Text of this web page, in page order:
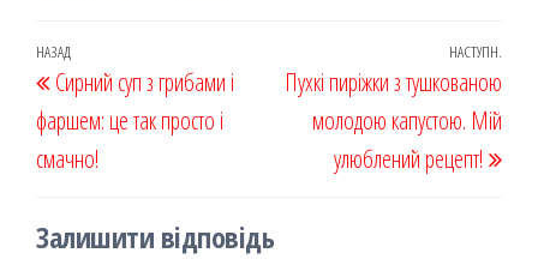
k on ис
Навігація
записів
Попередній
запис
НАЗАД
Сирний суп з грибами і
фаршем: це так просто і
смачно!
НАСТУПН.
Пухкі пиріжки з тушкованою
молодою капустою. Мій
улюблений рецепт!
Залишити відповідь